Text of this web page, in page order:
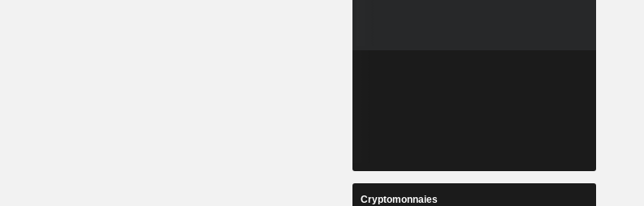
Cryptomonnaies